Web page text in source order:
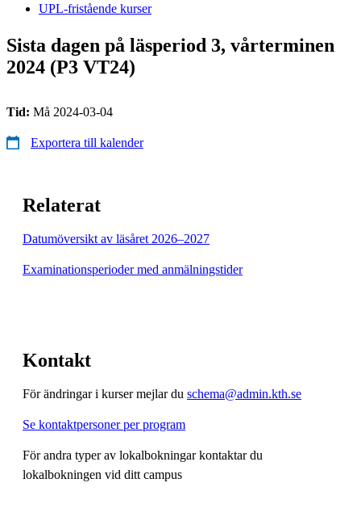
UPL-fristående kurser
Sista dagen på läsperiod 3, vårterminen
2024 (P3 VT24)
Tid: Må 2024-03-04
Exportera till kalender
Relaterat
Datumöversikt av läsåret 2026–2027
Examinationsperioder med anmälningstider
Kontakt
För ändringar i kurser mejlar du schema@admin.kth.se
Se kontaktpersoner per program
För andra typer av lokalbokningar kontaktar du
lokalbokningen vid ditt campus